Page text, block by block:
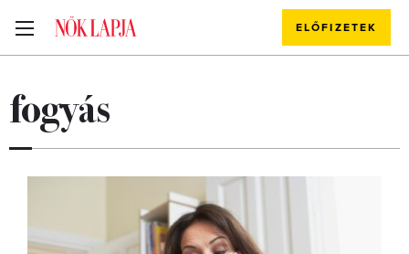
ELŐFIZETEK
fogyás